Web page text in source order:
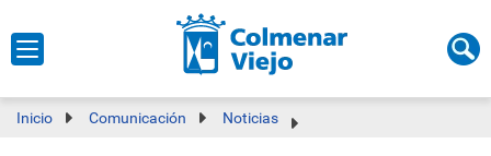
Inicio Comunicación Noticias